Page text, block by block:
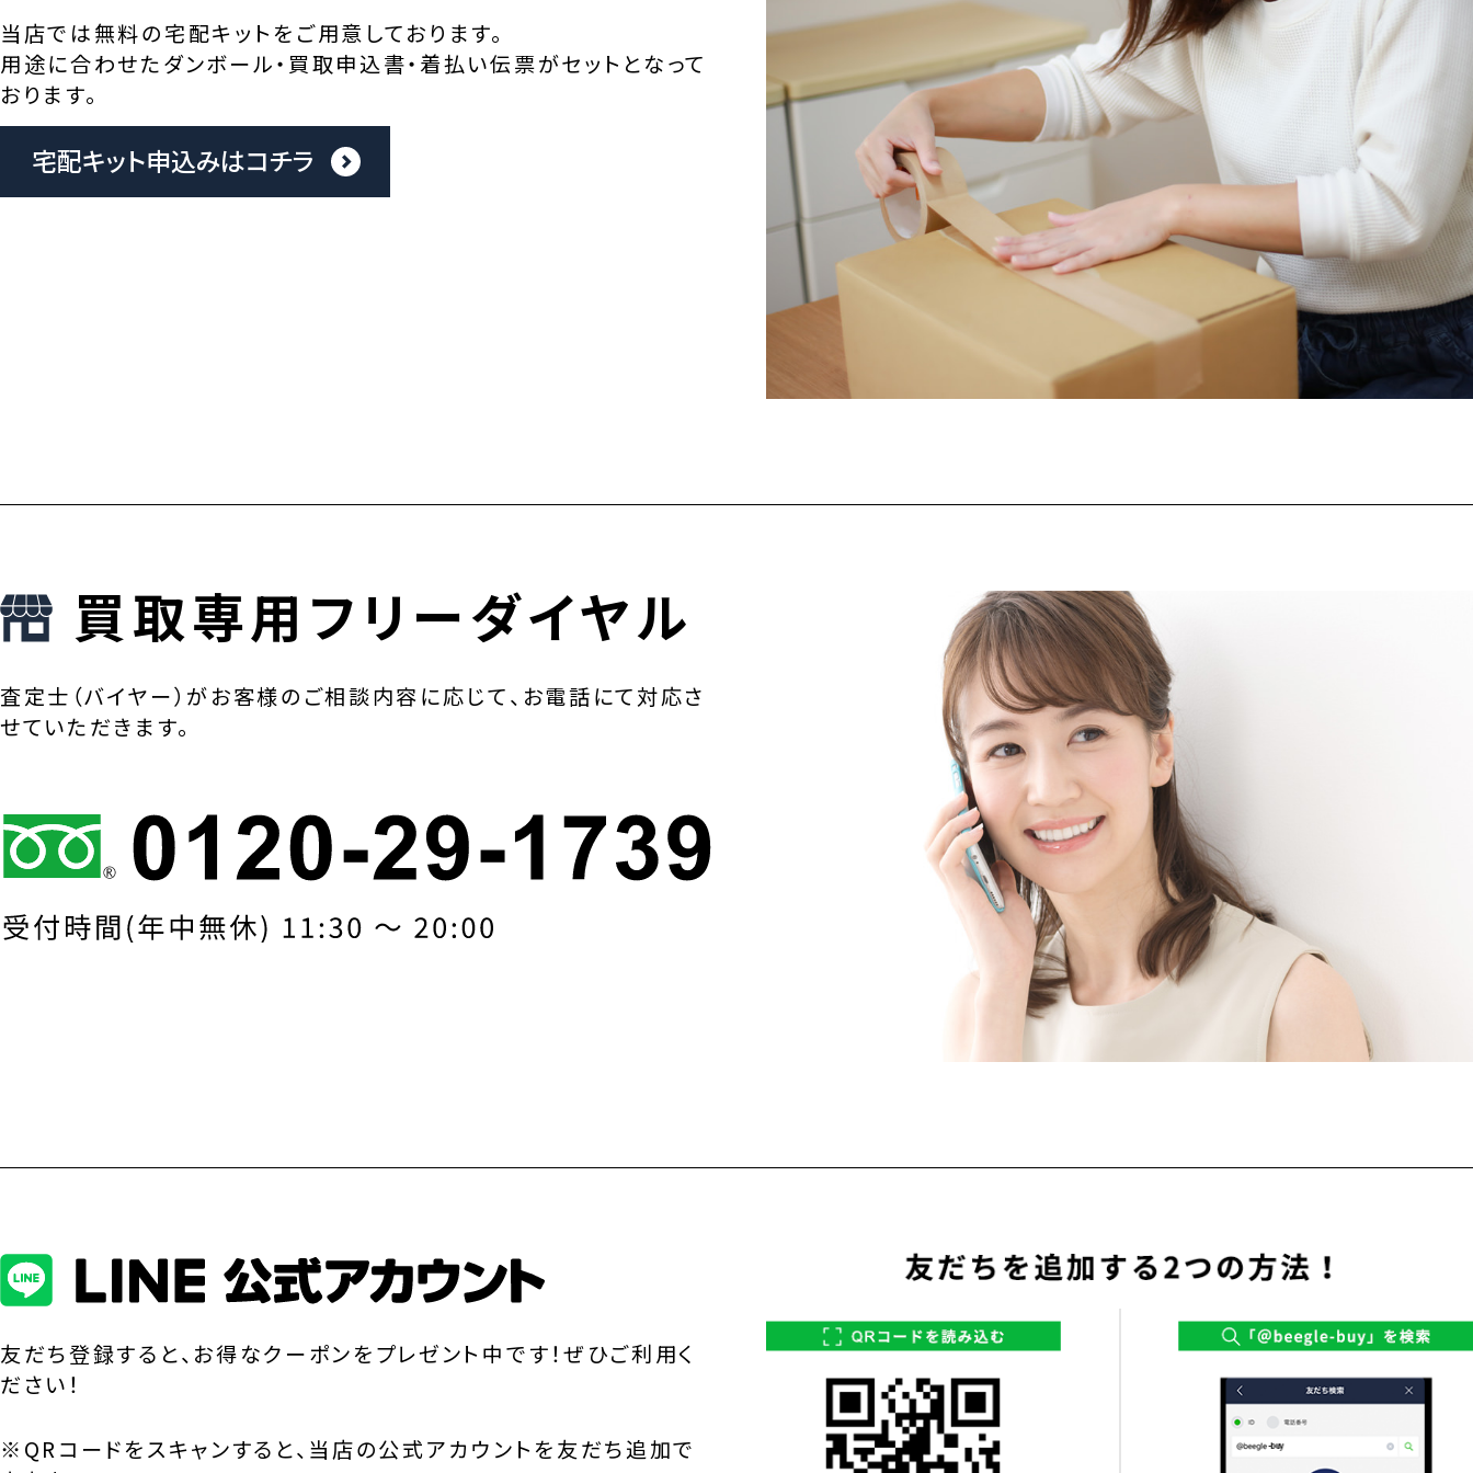
当店では無料の宅配キットをご用意しております。
用途に合わせたダンボール・買取申込書・着払い伝票がセットとなって
おります。
宅配キット申込みはコチラ
買取専用フリーダイヤル
査定士（バイヤー）がお客様のご相談内容に応じて、お電話にて対応さ
せていただきます。
友だち登録すると、お得なクーポンをプレゼント中です！ぜひご利用く
ださい！
※QRコードをスキャンすると、当店の公式アカウントを友だち追加で